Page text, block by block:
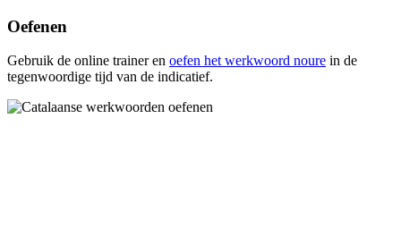
Oefenen
Gebruik de online trainer en oefen het werkwoord noure in de
tegenwoordige tijd van de indicatief.